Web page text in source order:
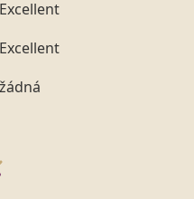
Excellent
Excellent
žádná